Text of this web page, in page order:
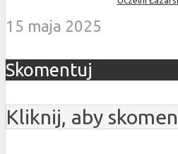
15 maja 2025
Skomentuj
Kliknij, aby